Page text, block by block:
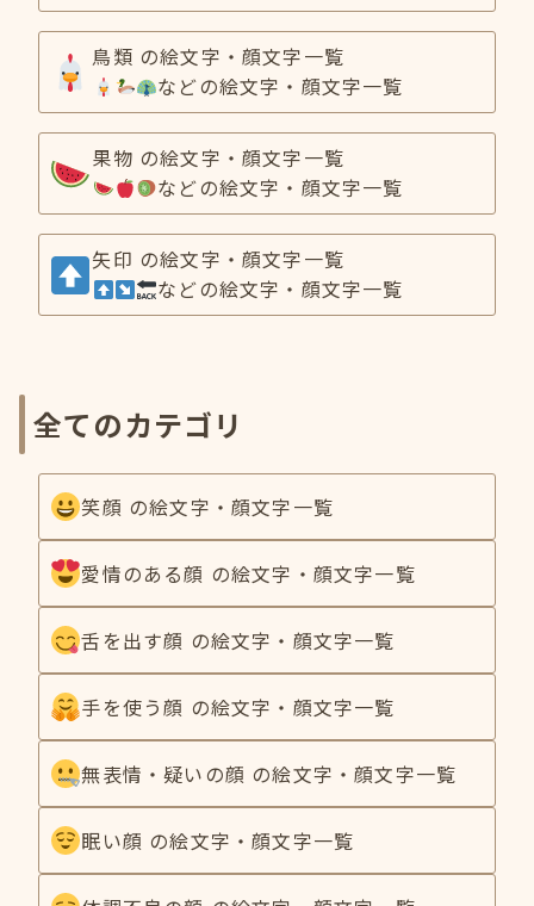
鳥類 の絵文字・顔文字一覧
などの絵文字・顔文字一覧
果物 の絵文字・顔文字一覧
などの絵文字・顔文字一覧
矢印 の絵文字・顔文字一覧
などの絵文字・顔文字一覧
全てのカテゴリ
笑顔 の絵文字・顔文字一覧
愛情のある顔 の絵文字・顔文字一覧
舌を出す顔 の絵文字・顔文字一覧
手を使う顔 の絵文字・顔文字一覧
無表情・疑いの顔 の絵文字・顔文字一覧
眠い顔 の絵文字・顔文字一覧